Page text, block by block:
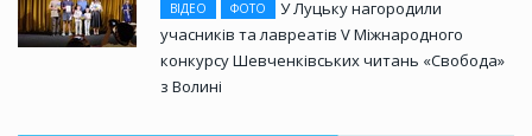
ВІДЕО
ФОТО
У Луцьку нагородили
учасників та лавреатів V Міжнародного
конкурсу Шевченківських читань «Свобода»
з Волині